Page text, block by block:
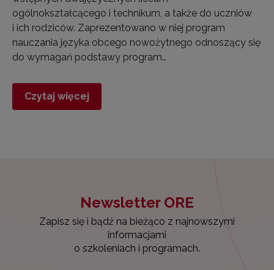
ogólnokształcącego i technikum, a także do uczniów
i ich rodziców. Zaprezentowano w niej program
nauczania języka obcego nowożytnego odnoszący się
do wymagań podstawy program…
Czytaj więcej
Newsletter ORE
Zapisz się i bądź na bieżąco z najnowszymi
informacjami
o szkoleniach i programach.